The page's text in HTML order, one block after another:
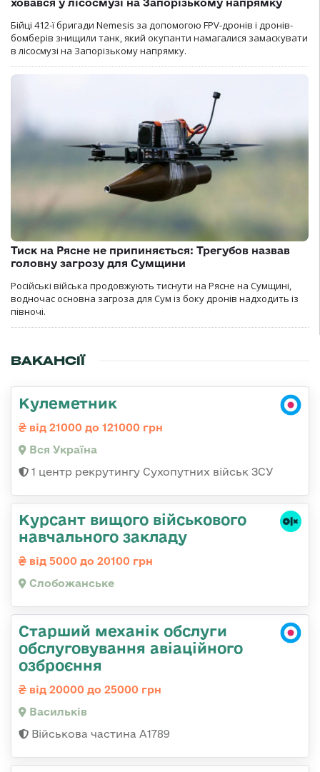
Бійці 412-ї бригади Nemesis за допомогою FPV-дронів і дронів-
бомберів знищили танк, який окупанти намагалися замаскувати
в лісосмузі на Запорізькому напрямку.
Тиск на Рясне не припиняється: Трегубов назвав
головну загрозу для Сумщини
Російські війська продовжують тиснути на Рясне на Сумщині,
водночас основна загроза для Сум із боку дронів надходить із
півночі.
ВАКАНСІЇ
Кулеметник
від 21000 до 121000 грн
Вся Україна
1 центр рекрутингу Сухопутних військ ЗСУ
Курсант вищого військового
навчального закладу
від 5000 до 20100 грн
Слобожанське
Старший механік обслуги
обслуговування авіаційного
озброєння
від 20000 до 25000 грн
Васильків
Військова частина А1789